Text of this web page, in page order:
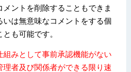
メントを削除することもできま
いは無意味なコメントをする個
も可能です。
組みとして事前承認機能がない
理者及び関係者ができる限り速